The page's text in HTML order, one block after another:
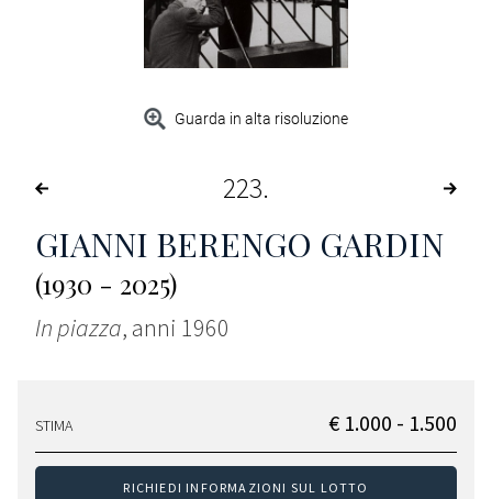
Guarda in alta risoluzione
223
GIANNI BERENGO GARDIN
(1930 - 2025)
In piazza, anni 1960
STIMA € 1.000 - 1.500
RICHIEDI INFORMAZIONI SUL LOTTO